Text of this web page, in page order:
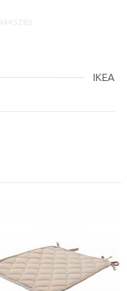
IKEA